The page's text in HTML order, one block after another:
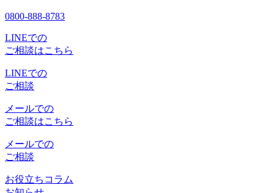
0800-888-8783
LINEでの
ご相談はこちら
LINEでの
ご相談
メールでの
ご相談はこちら
メールでの
ご相談
お役立ちコラム